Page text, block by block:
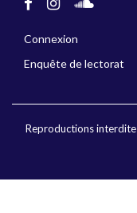
Connexion
Enquête de lectorat
Reproductions